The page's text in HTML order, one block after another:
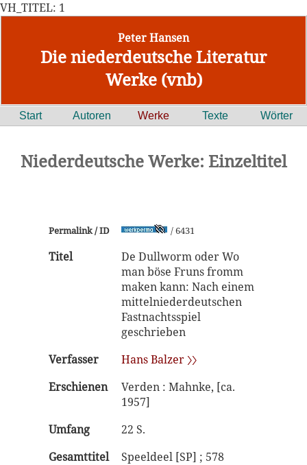
VH_TITEL: 1
Peter Hansen
Die niederdeutsche Literatur
Werke (vnb)
Start Autoren Werke Texte Wörter
Niederdeutsche Werke: Einzeltitel
Permalink / ID / 6431
Titel
De Dullworm oder Wo
man böse Fruns fromm
maken kann: Nach einem
mittelniederdeutschen
Fastnachtsspiel
geschrieben
Verfasser
Hans Balzer 〉〉
Erschienen
Verden : Mahnke, [ca.
1957]
Umfang
22 S.
Gesamttitel
Speeldeel [SP] ; 578